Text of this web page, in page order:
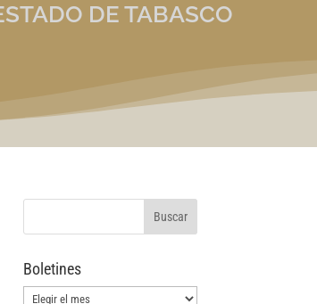
DE TABASCO
Boletines
Boletines